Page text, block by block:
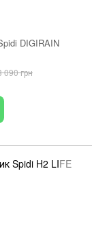
DIGIRAIN
090 грн